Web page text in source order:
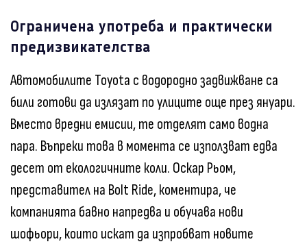
Ограничена употреба и практически
предизвикателства
Автомобилите Toyota с водородно задвижване са
били готови да излязат по улиците още през януари.
Вместо вредни емисии, те отделят само водна
пара. Въпреки това в момента се използват едва
десет от екологичните коли. Оскар Рьом,
представител на Bolt Ride, коментира, че
компанията бавно напредва и обучава нови
шофьори, които искат да изпробват новите